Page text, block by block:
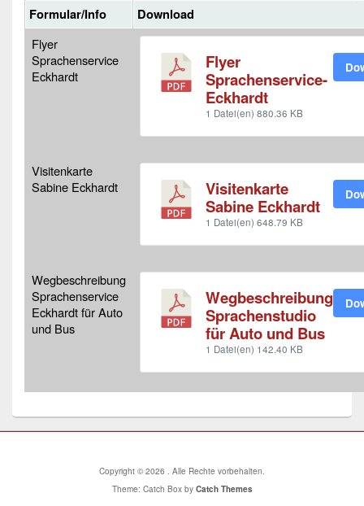
Formular/Info
Download
Flyer
Sprachenservice
Eckhardt
Flyer
Sprachenservice-
Eckhardt
1 Datei(en) 880.36 KB
Visitenkarte
Sabine Eckhardt
Visitenkarte
Sabine Eckhardt
1 Datei(en) 648.79 KB
Wegbeschreibung
Sprachenservice
Eckhardt für Auto
und Bus
Wegbeschreibung
Sprachenstudio
für Auto und Bus
1 Datei(en) 142.40 KB
Copyright © 2026 . Alle Rechte vorbehalten.
Theme: Catch Box by Catch Themes